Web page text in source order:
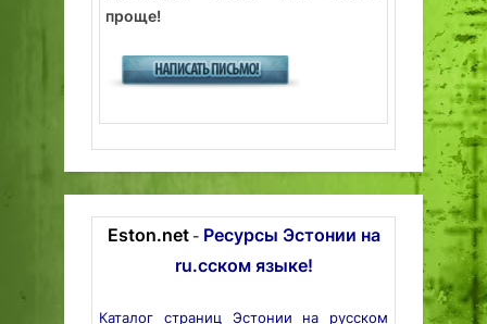
проще!
Eston.net- Ресурсы Эстонии на
ru.сском языке!
Каталог страниц Эстонии на русском